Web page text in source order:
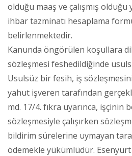
olduğu maaş ve çalışmış olduğu
ihbar tazminatı hesaplama
belirlenmektedir.
Kanunda öngörülen koşullara
sözleşmesi feshedildiğinde
Usulsüz bir fesih, iş
yahut işveren tarafından
md. 17/4. fıkra uyarınca, işçinin
sözleşmesiyle çalışırken
bildirim sürelerine uymayan
ödemekle yükümlüdür.